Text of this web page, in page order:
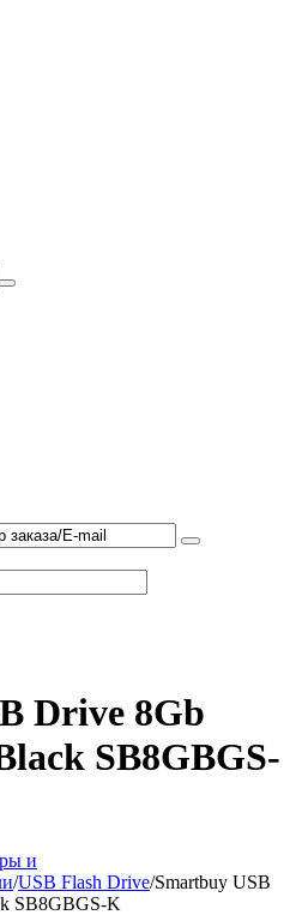
Drive 8Gb
SB8GBGS-
и
/USB Flash Drive/Smartbuy USB
SB8GBGS-K